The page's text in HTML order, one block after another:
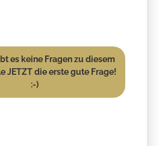
es keine Fragen zu diesem
JETZT die erste gute Frage!
:-)